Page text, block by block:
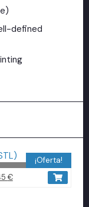
defined
¡Oferta!
€